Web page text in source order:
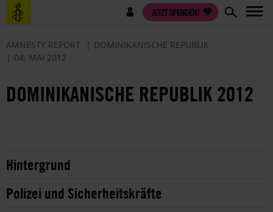
Direkt
zum
Benutzermenü JETZT SPENDEN!
AMNESTY REPORT
DOMINIKANISCHE REPUBLIK
04. MAI 2012
DOMINIKANISCHE REPUBLIK 2012
Hintergrund
Polizei und Sicherheitskräfte